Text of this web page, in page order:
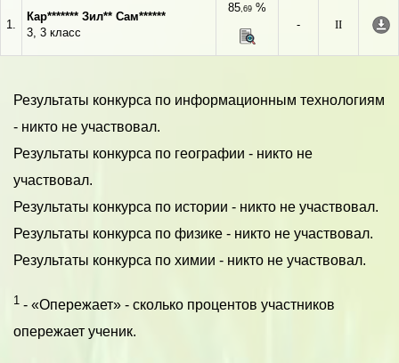
1.
Кар******* Зил** Сам******
3, 3 класс
85,69 %
-
II
Результаты конкурса по информационным технологиям
- никто не участвовал.
Результаты конкурса по географии - никто не
участвовал.
Результаты конкурса по истории - никто не участвовал.
Результаты конкурса по физике - никто не участвовал.
Результаты конкурса по химии - никто не участвовал.
1 - «Опережает» - сколько процентов участников
опережает ученик.